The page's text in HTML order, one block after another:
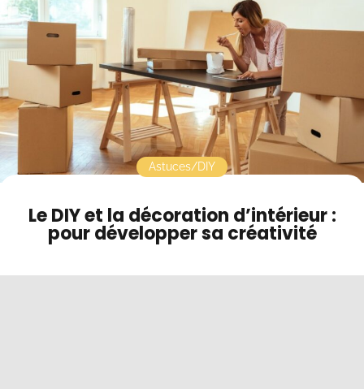
Contact
Mode sombre
Le DIY et la décoration d’intérieur :
pour développer sa créativité
Astuces/DIY